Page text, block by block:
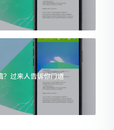
过来人告诉你门道